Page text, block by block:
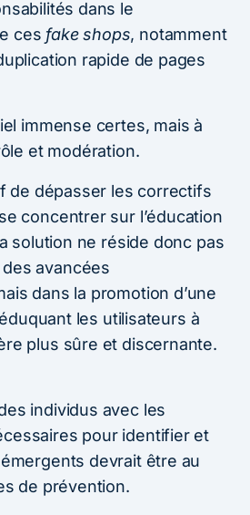
dans le
ces fake shops, notamment
rapide de pages
immense certes, mais à
et modération.
de dépasser les correctifs
concentrer sur l’éducation
solution ne réside donc pas
avancées
dans la promotion d’une
les utilisateurs à
plus sûre et discernante.
individus avec les
pour identifier et
devrait être au
de prévention.